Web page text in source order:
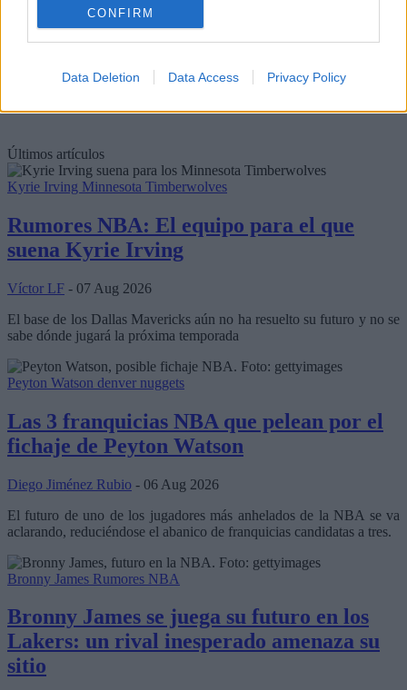
CONFIRM
Data Deletion Data Access Privacy Policy
Últimos artículos
Kyrie Irving Minnesota Timberwolves
Rumores NBA: El equipo para el que
suena Kyrie Irving
Víctor LF - 07 Aug 2026
El base de los Dallas Mavericks aún no ha resuelto su futuro y no se
sabe dónde jugará la próxima temporada
Peyton Watson denver nuggets
Las 3 franquicias NBA que pelean por el
fichaje de Peyton Watson
Diego Jiménez Rubio - 06 Aug 2026
El futuro de uno de los jugadores más anhelados de la NBA se va
aclarando, reduciéndose el abanico de franquicias candidatas a tres.
Bronny James Rumores NBA
Bronny James se juega su futuro en los
Lakers: un rival inesperado amenaza su
sitio